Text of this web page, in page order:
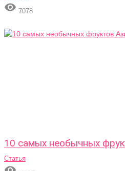
 7078
10 самых необычных
Статья